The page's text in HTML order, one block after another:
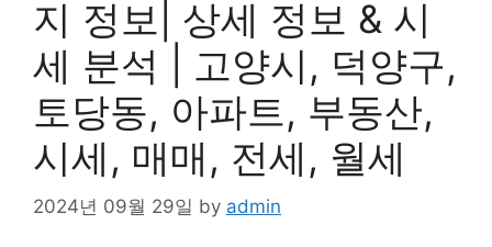
지 정보| 상세 정보 & 시
세 분석 | 고양시, 덕양구,
토당동, 아파트, 부동산,
시세, 매매, 전세, 월세
2024년 09월 29일 by admin